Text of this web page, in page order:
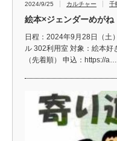
2024/9/25 カルチャー 千
絵本×ジェンダーめが
日程：2024年9月28日（土
ル 302利用室 対象：絵本好
（先着順） 申込：https://a…